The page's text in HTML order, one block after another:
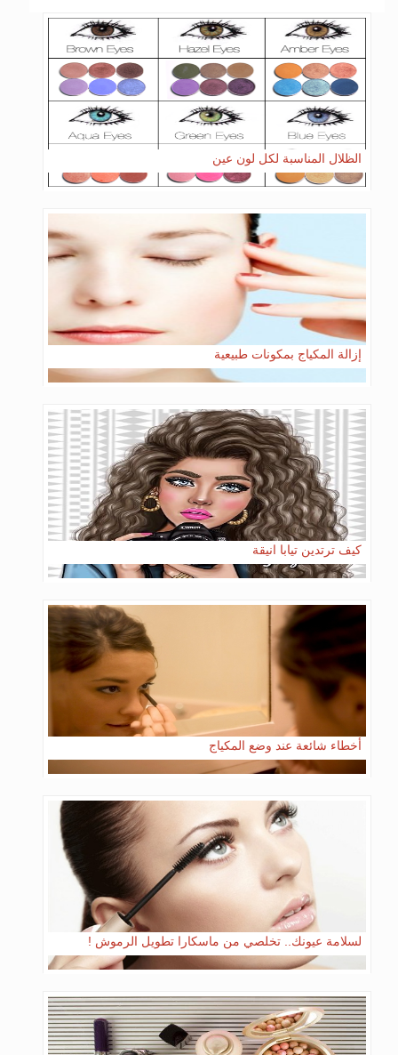
الظلال المناسبة لكل لون عين
إزالة المكياج بمكونات طبيعية
كيف ترتدين تيابا انيقة
أخطاء شائعة عند وضع المكياج
لسلامة عيونك.. تخلصي من ماسكارا تطويل الرموش !